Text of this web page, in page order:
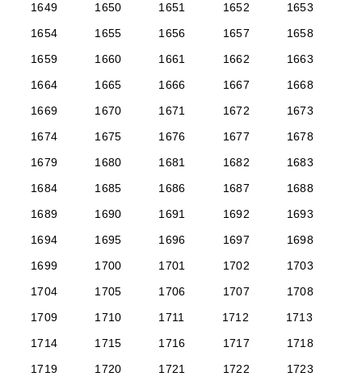
1649
1650 1651 1652
1653
1654
1655 1656 1657
1658
1659
1660 1661 1662
1663
1664
1665 1666 1667
1668
1669
1670 1671 1672
1673
1674
1675 1676 1677
1678
1679
1680 1681 1682
1683
1684
1685 1686 1687
1688
1689
1690 1691 1692
1693
1694
1695 1696 1697
1698
1699
1700 1701 1702
1703
1704
1705 1706 1707
1708
1709
1710 1711 1712
1713
1714
1715 1716 1717
1718
1719
1720 1721 1722
1723